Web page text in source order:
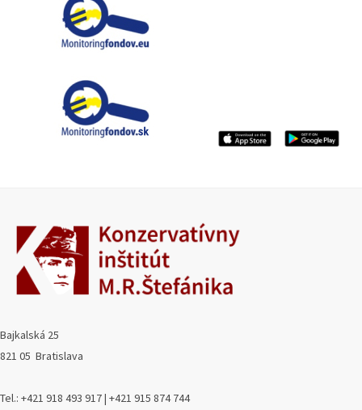
Bajkalská 25
821 05 Bratislava
Tel.: +421 918 493 917 | +421 915 874 744